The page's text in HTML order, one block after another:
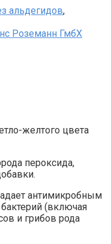
альдегидов,
Роземанн ГмбХ
желтого цвета
пероксида,
антимикробным
(включая
и грибов рода